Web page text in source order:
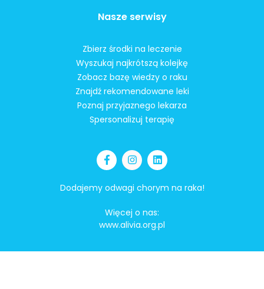
Nasze serwisy
Zbierz środki na leczenie
Wyszukaj najkrótszą kolejkę
Zobacz bazę wiedzy o raku
Znajdź rekomendowane leki
Poznaj przyjaznego lekarza
Spersonalizuj terapię
Dodajemy odwagi chorym na raka!
Więcej o nas:
www.alivia.org.pl